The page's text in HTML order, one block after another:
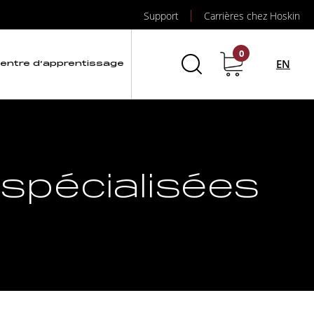
Support Carrières chez Hoskin
d’apprentissage
0
EN